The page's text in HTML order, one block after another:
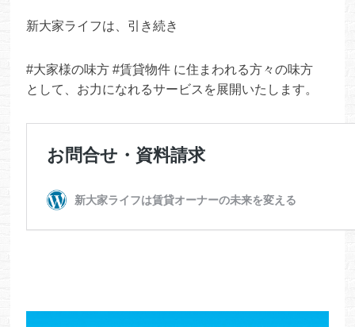
新大家ライフは、引き続き
#大家様の味方 #賃貸物件 に住まわれる方々の味方
として、お力になれるサービスを展開いたします。